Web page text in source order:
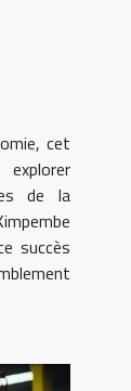
cet
de la
succès